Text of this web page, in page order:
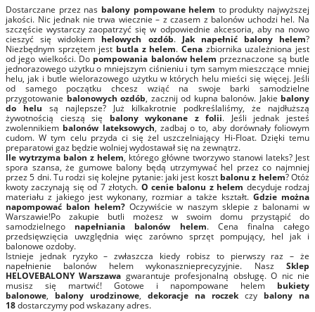
Dostarczane przez nas balony pompowane helem to produkty najwyższej
jakości. Nic jednak nie trwa wiecznie – z czasem z balonów uchodzi hel. Na
szczęście wystarczy zaopatrzyć się w odpowiednie akcesoria, aby na nowo
cieszyć się widokiem helowych ozdób. Jak napełnić balony helem?
Niezbędnym sprzętem jest butla z helem.Cena zbiornika uzależniona jest
od jego wielkości. Do pompowania balonów helem przeznaczone są butle
jednorazowego użytku o mniejszym ciśnieniu i tym samym mieszczące mniej
helu, jak i butle wielorazowego użytku w których helu mieści się więcej. Jeśli
od samego początku chcesz wziąć na swoje barki samodzielne
przygotowanie balonowych ozdób, zacznij od kupna balonów. Jakie balony
do helu są najlepsze? Już kilkakrotnie podkreślaliśmy, że najdłuższą
żywotnością cieszą się balony wykonane z folii. Jeśli jednak jesteś
zwolennikiem balonów lateksowych, zadbaj o to, aby dorównały foliowym
cudom. W tym celu przyda ci się żel uszczelniający Hi-Float. Dzięki temu
preparatowi gaz będzie wolniej wydostawał się na zewnątrz.
Ile wytrzyma balon z helem, którego główne tworzywo stanowi lateks? Jest
spora szansa, że gumowe balony będą utrzymywać hel przez co najmniej
przez 5 dni. Tu rodzi się kolejne pytanie: jaki jest koszt balonu z helem? Otóż
kwoty zaczynają się od 7 złotych. O cenie balonu z helem decyduje rodzaj
materiału z jakiego jest wykonany, rozmiar a także kształt. Gdzie można
napompować balon helem? Oczywiście w naszym sklepie z balonami w
Warszawie!Po zakupie butli możesz w swoim domu przystąpić do
samodzielnego napełniania balonów helem. Cena finalna całego
przedsięwzięcia uwzględnia więc zarówno sprzęt pompujący, hel jak i
balonowe ozdoby.
Istnieje jednak ryzyko – zwłaszcza kiedy robisz to pierwszy raz – że
napełnienie balonów helem wykonasznieprecyzyjnie. Nasz Sklep
HELOVEBALONY Warszawa gwarantuje profesjonalną obsługę. O nic nie
musisz się martwić! Gotowe i napompowane helem bukiety
balonowe, balony urodzinowe, dekoracje na roczekczy balony na
18dostarczymy pod wskazany adres.